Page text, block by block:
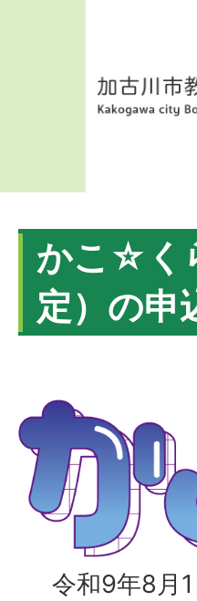
かこ☆く
定）の申
令和9年8月